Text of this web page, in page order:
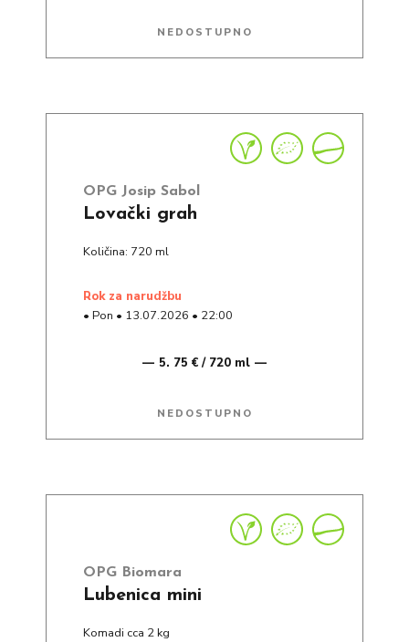
NEDOSTUPNO
OPG Josip Sabol
Lovački grah
Količina: 720 ml
rok za narudžbu
• Pon • 13.07.2026 • 22:00
5. 75 € / 720 ml
NEDOSTUPNO
OPG Biomara
Lubenica mini
Komadi cca 2 kg